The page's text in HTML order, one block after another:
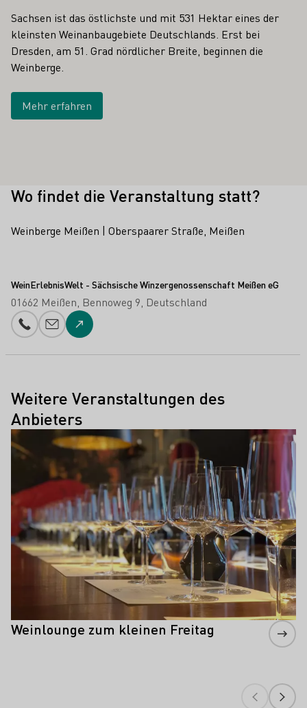
Sachsen ist das östlichste und mit 531 Hektar eines der
kleinsten Weinanbaugebiete Deutschlands. Erst bei
Dresden, am 51. Grad nördlicher Breite, beginnen die
Weinberge.
Mehr erfahren
Wo findet die Veranstaltung statt?
Weinberge Meißen | Oberspaarer Straße, Meißen
WeinErlebnisWelt - Sächsische Winzergenossenschaft Meißen eG
01662 Meißen Bennoweg 9 Deutschland
Telefonnummer
E-Mail-Adresse
Zur Website
Weitere Veranstaltungen des
Anbieters
Weinlounge zum kleinen Freitag
Mehr erfahren